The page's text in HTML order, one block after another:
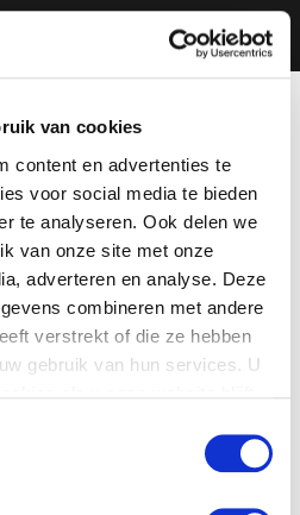
van cookies
content en advertenties te
voor social media te bieden
te analyseren. Ook delen we
van onze site met onze
adverteren en analyse. Deze
combineren met andere
verstrekt of die ze hebben
gebruik van hun services. U